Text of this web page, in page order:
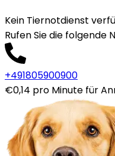
Kein Tiernotdienst
Rufen Sie die folgende
+491805900900
€0,14 pro Minute für